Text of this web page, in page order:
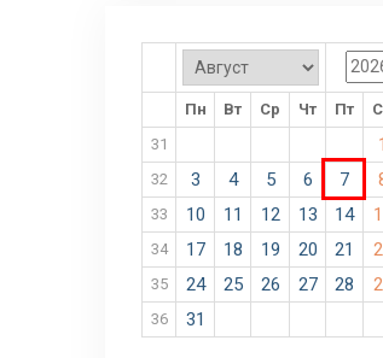
Пн Вт Ср Чт Пт
31
1
32 3 4 5 6 7
33 10 11 12 13 14
34 17 18 19 20 21
35 24 25 26 27 28
36 31